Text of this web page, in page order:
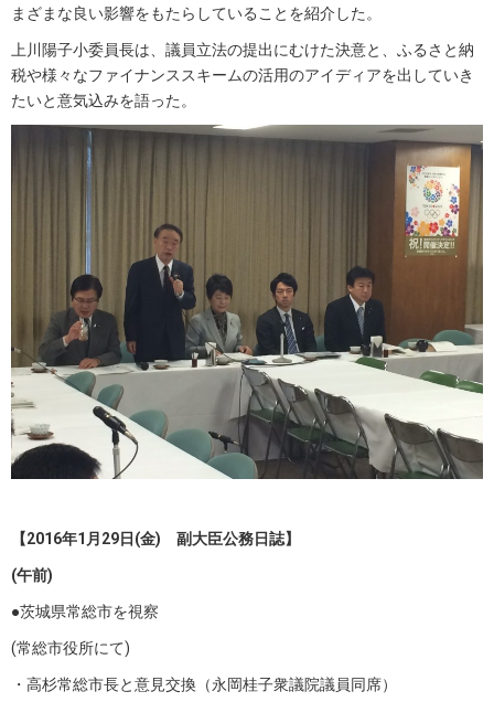
まざまな良い影響をもたらしていることを紹介した。
上川陽子小委員長は、議員立法の提出にむけた決意と、ふるさと納
税や様々なファイナンススキームの活用のアイディアを出していき
たいと意気込みを語った。
【2016年1月29日(金) 副大臣公務日誌】
(午前)
●茨城県常総市を視察
(常総市役所にて)
・高杉常総市長と意見交換（永岡桂子衆議院議員同席）